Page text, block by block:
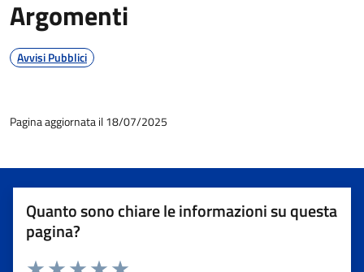
Argomenti
Avvisi Pubblici
Pagina aggiornata il 18/07/2025
Quanto sono chiare le informazioni su questa
pagina?